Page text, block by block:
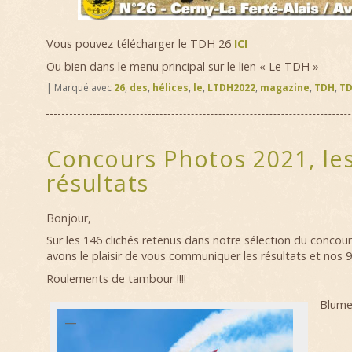
Vous pouvez télécharger le TDH 26 ICI
Ou bien dans le menu principal sur le lien « Le TDH »
| Marqué avec 26, des, hélices, le, LTDH2022, magazine, TDH,
Concours Photos 2021,
résultats
Bonjour,
Sur les 146 clichés retenus dans notre sélection du
avons le plaisir de vous communiquer les résultats et nos
Roulements de tambour !!!!